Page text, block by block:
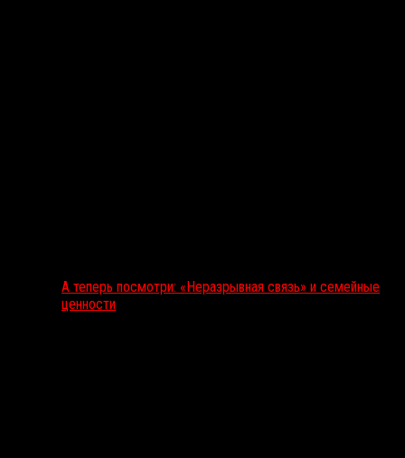
А теперь посмотри: «Неразрывная связь» и семейные
ценности